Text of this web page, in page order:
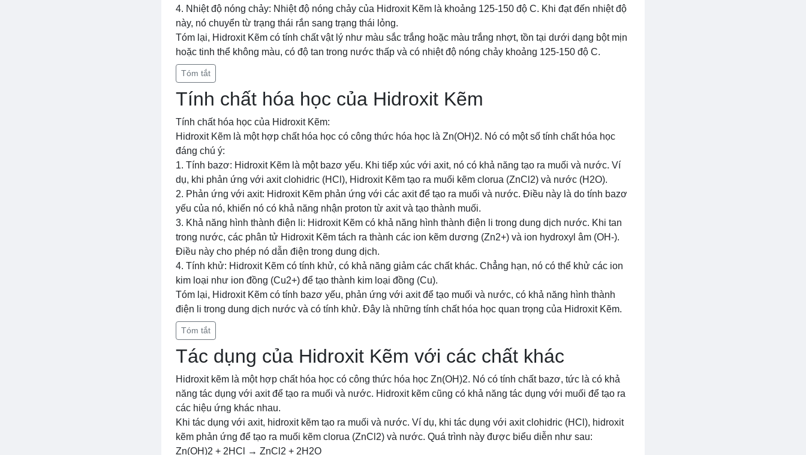
4. Nhiệt độ nóng chảy: Nhiệt độ nóng chảy của Hidroxit Kẽm là khoảng 125-150 độ C. Khi đạt đến nhiệt độ
này, nó chuyển từ trạng thái rắn sang trạng thái lỏng.
Tóm lại, Hidroxit Kẽm có tính chất vật lý như màu sắc trắng hoặc màu trắng nhợt, tồn tại dưới dạng bột mịn
hoặc tinh thể không màu, có độ tan trong nước thấp và có nhiệt độ nóng chảy khoảng 125-150 độ C.
Tóm tắt
Tính chất hóa học của Hidroxit Kẽm
Tính chất hóa học của Hidroxit Kẽm:
Hidroxit Kẽm là một hợp chất hóa học có công thức hóa học là Zn(OH)2. Nó có một số tính chất hóa học
đáng chú ý:
1. Tính bazơ: Hidroxit Kẽm là một bazơ yếu. Khi tiếp xúc với axit, nó có khả năng tạo ra muối và nước. Ví
dụ, khi phản ứng với axit clohidric (HCl), Hidroxit Kẽm tạo ra muối kẽm clorua (ZnCl2) và nước (H2O).
2. Phản ứng với axit: Hidroxit Kẽm phản ứng với các axit để tạo ra muối và nước. Điều này là do tính bazơ
yếu của nó, khiến nó có khả năng nhận proton từ axit và tạo thành muối.
3. Khả năng hình thành điện li: Hidroxit Kẽm có khả năng hình thành điện li trong dung dịch nước. Khi tan
trong nước, các phân tử Hidroxit Kẽm tách ra thành các ion kẽm dương (Zn2+) và ion hydroxyl âm (OH-).
Điều này cho phép nó dẫn điện trong dung dịch.
4. Tính khử: Hidroxit Kẽm có tính khử, có khả năng giảm các chất khác. Chẳng hạn, nó có thể khử các ion
kim loại như ion đồng (Cu2+) để tạo thành kim loại đồng (Cu).
Tóm lại, Hidroxit Kẽm có tính bazơ yếu, phản ứng với axit để tạo muối và nước, có khả năng hình thành
điện li trong dung dịch nước và có tính khử. Đây là những tính chất hóa học quan trọng của Hidroxit Kẽm.
Tóm tắt
Tác dụng của Hidroxit Kẽm với các chất khác
Hidroxit kẽm là một hợp chất hóa học có công thức hóa học Zn(OH)2. Nó có tính chất bazơ, tức là có khả
năng tác dụng với axit để tạo ra muối và nước. Hidroxit kẽm cũng có khả năng tác dụng với muối để tạo ra
các hiệu ứng khác nhau.
Khi tác dụng với axit, hidroxit kẽm tạo ra muối và nước. Ví dụ, khi tác dụng với axit clohidric (HCl), hidroxit
kẽm phản ứng để tạo ra muối kẽm clorua (ZnCl2) và nước. Quá trình này được biểu diễn như sau:
Zn(OH)2 + 2HCl → ZnCl2 + 2H2O